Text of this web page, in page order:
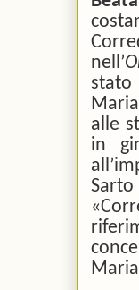
nell’
stato
alle
in